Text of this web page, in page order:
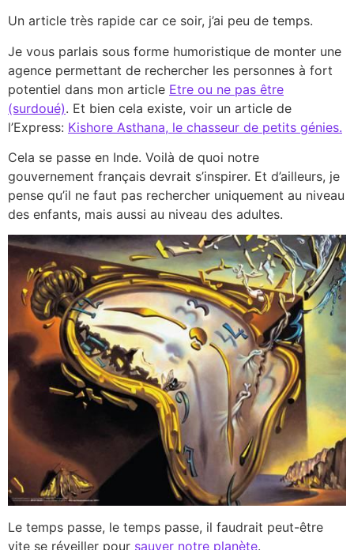
Un article très rapide car ce soir, j’ai peu de temps.
Je vous parlais sous forme humoristique de monter une
agence permettant de rechercher les personnes à fort
potentiel dans mon article Etre ou ne pas être
(surdoué). Et bien cela existe, voir un article de
l’Express: Kishore Asthana, le chasseur de petits génies.
Cela se passe en Inde. Voilà de quoi notre
gouvernement français devrait s’inspirer. Et d’ailleurs, je
pense qu’il ne faut pas rechercher uniquement au niveau
des enfants, mais aussi au niveau des adultes.
Le temps passe, le temps passe, il faudrait peut-être
vite se réveiller pour sauver notre planète.